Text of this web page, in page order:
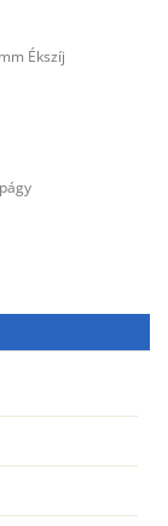
Ékszíj